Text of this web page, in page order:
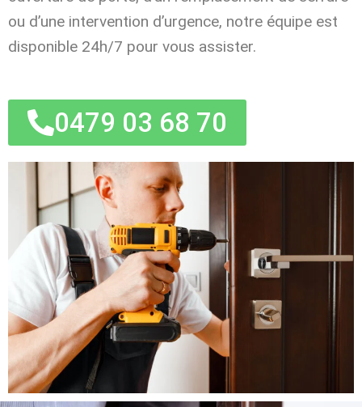
ou d’une intervention d’urgence, notre équipe est
disponible 24h/7 pour vous assister.
0479 03 68 70